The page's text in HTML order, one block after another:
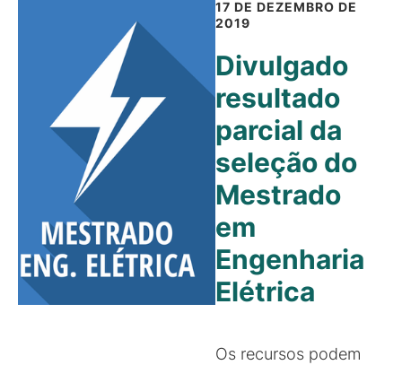
17 DE DEZEMBRO DE
2019
Divulgado
resultado
parcial da
seleção do
Mestrado
em
Engenharia
Elétrica
Os recursos podem